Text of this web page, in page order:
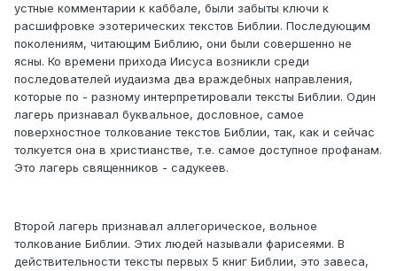
устные комментарии к каббале, были забыты ключи к
расшифровке эзотерических текстов Библии. Последующим
поколениям, читающим Библию, они были совершенно не
ясны. Ко времени прихода Иисуса возникли среди
последователей иудаизма два враждебных направления,
которые по - разному интерпретировали тексты Библии. Один
лагерь признавал буквальное, дословное, самое
поверхностное толкование текстов Библии, так, как и сейчас
толкуется она в христианстве, т.е. самое доступное профанам.
Это лагерь священников - садукеев.
Второй лагерь признавал аллегорическое, вольное
толкование Библии. Этих людей называли фарисеями. В
действительности тексты первых 5 книг Библии, это завеса,